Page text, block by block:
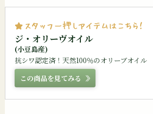
ジ・オリーヴオイル
(小豆島産)
抗シワ認定済！天然100％のオリーブオイル
この商品を見てみる